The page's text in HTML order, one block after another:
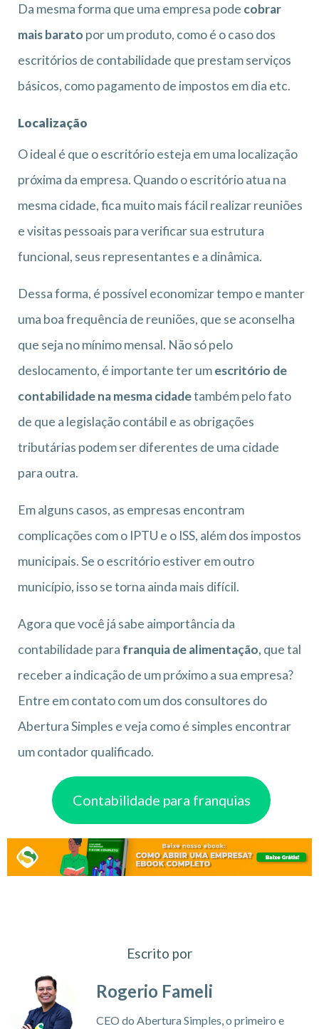
Da mesma forma que uma empresa pode cobrar
mais barato por um produto, como é o caso dos
escritórios de contabilidade que prestam serviços
básicos, como pagamento de impostos em dia etc.
Localização
O ideal é que o escritório esteja em uma localização
próxima da empresa. Quando o escritório atua na
mesma cidade, fica muito mais fácil realizar reuniões
e visitas pessoais para verificar sua estrutura
funcional, seus representantes e a dinâmica.
Dessa forma, é possível economizar tempo e manter
uma boa frequência de reuniões, que se aconselha
que seja no mínimo mensal. Não só pelo
deslocamento, é importante ter umescritório de
contabilidade na mesma cidadetambém pelo fato
de que a legislação contábil e as obrigações
tributárias podem ser diferentes de uma cidade
para outra.
Em alguns casos, as empresas encontram
complicações com o IPTU e o ISS, além dos impostos
municipais. Se o escritório estiver em outro
município, isso se torna ainda mais difícil.
Agora que você já sabe aimportância da
contabilidade para franquia de alimentação, que tal
receber a indicação de um próximo a sua empresa?
Entre em contato com um dos consultores do
Abertura Simples e veja como é simples encontrar
um contador qualificado.
Contabilidade para franquias
Escrito por
Rogerio Fameli
CEO do Abertura Simples, o primeiro e